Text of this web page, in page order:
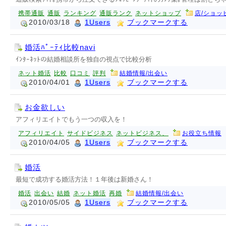
携帯通販 通販 ランキング 通販ランク ネットショップ 店/ショッ
2010/03/18 1Users ブックマークする
婚活ﾊﾟｰﾃｨ比較navi
ｲﾝﾀｰﾈｯﾄの結婚相談所を独自の視点で比較分析
ネット婚活 比較 口コミ 評判 結婚情報/出会い
2010/04/01 1Users ブックマークする
お金欲しい
アフィリエイトでもう一つの収入を！
アフィリエイト サイドビジネス ネットビジネス、 お役立ち情報
2010/04/05 1Users ブックマークする
婚活
最短で成功する婚活方法！１年後は新婚さん！
婚活 出会い 結婚 ネット婚活 再婚 結婚情報/出会い
2010/05/05 1Users ブックマークする